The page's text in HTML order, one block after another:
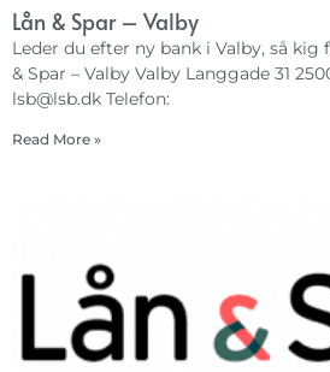
Lån & Spar – Valby
Leder du efter ny bank i Valby, så
& Spar – Valby Valby Langgade 31
lsb@lsb.dk Telefon:
Read More »